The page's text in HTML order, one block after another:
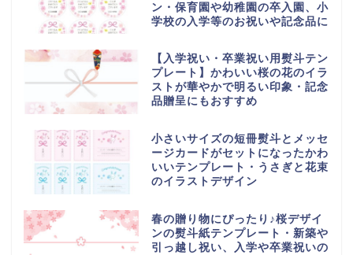
ン・保育園や幼稚園の卒入園、小
学校の入学等のお祝いや記念品に
【入学祝い・卒業祝い用熨斗テン
プレート】かわいい桜の花のイラ
ストが華やかで明るい印象・記念
品贈呈にもおすすめ
小さいサイズの短冊熨斗とメッセ
ージカードがセットになったかわ
いいテンプレート・うさぎと花束
のイラストデザイン
春の贈り物にぴったり♪桜デザイ
ンの熨斗紙テンプレート・新築や
引っ越し祝い、入学や卒業祝いの